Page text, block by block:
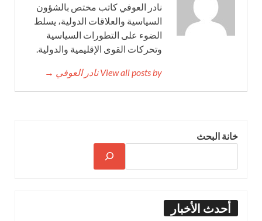
نادر العوفي كاتب مختص بالشؤون
السياسية والعلاقات الدولية، يسلط
الضوء على التطورات السياسية
وتحركات القوى الإقليمية والدولية.
View all posts by نادر العوفي →
خانة البحث
أحدث الأخبار